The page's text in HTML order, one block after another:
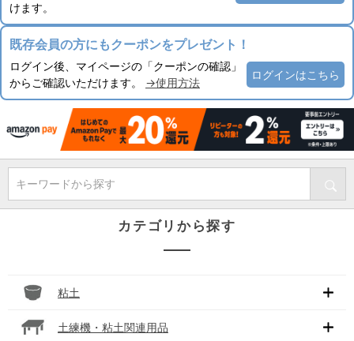
けます。
既存会員の方にもクーポンをプレゼント！
ログイン後、マイページの「クーポンの確認」
からご確認いただけます。 →使用方法
ログインはこちら
キーワードから探す
カテゴリから探す
粘土
土練機・粘土関連用品